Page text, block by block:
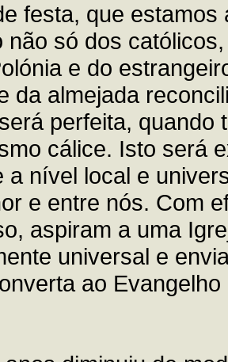
festa, que
não só dos
e do
da almejada
perfeita, quando
cálice. Isto será
a nível local e
e entre nós. Com
aspiram a uma
universal e
ao